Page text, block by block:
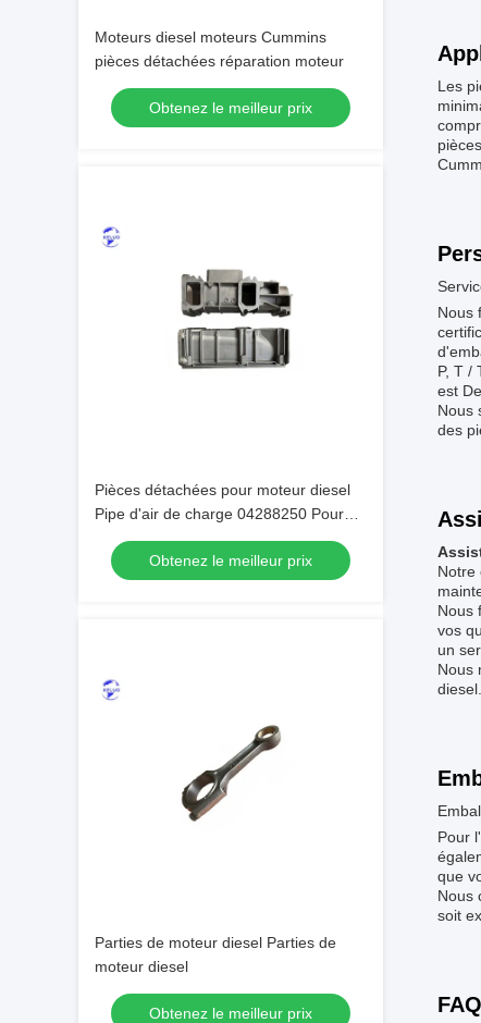
Moteurs diesel moteurs Cummins
pièces détachées réparation moteur
Obtenez le meilleur prix
Pièces détachées pour moteur diesel
Pipe d'air de charge 04288250 Pour
moteur Deutz
Obtenez le meilleur prix
Parties de moteur diesel Parties de
moteur diesel
Obtenez le meilleur prix
Les
Nous
P, T /
est
Nous
des
Notre
Nous
vos
un
Nous
Pour
que
Nous
soit